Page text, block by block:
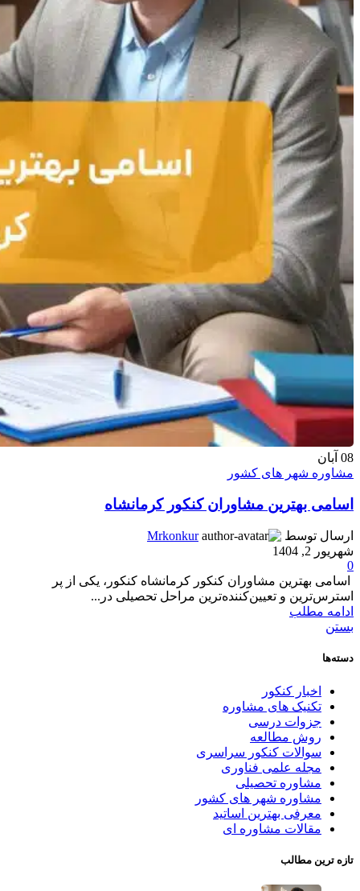
08 آبان
مشاوره شهر های کشور
اسامی بهترین مشاوران کنکور کرمانشاه
ارسال توسط
Mrkonkur
شهریور 2, 1404
0
اسامی بهترین مشاوران کنکور کرمانشاه کنکور، یکی از پر
استرس‌ترین و تعیین‌کننده‌ترین مراحل تحصیلی در...
ادامه مطلب
بستن
دسته‌ها
اخبار کنکور
تکنیک های مشاوره
جزوات درسی
روش مطالعه
سوالات کنکور سراسری
مجله علمی فناوری
مشاوره تحصیلی
مشاوره شهر های کشور
معرفی بهترین اساتید
مقالات مشاوره ای
تازه ترین مطالب